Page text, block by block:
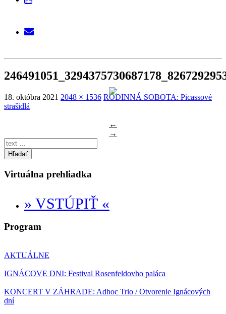
18. októbra 2021 2048 × 1536 RODINNÁ SOBOTA: Picassové
strašidlá
←
→
Hľadať
Virtuálna prehliadka
» VSTÚPIŤ «
Program
AKTUÁLNE
IGNÁCOVE DNI: Festival Rosenfeldovho paláca
KONCERT V ZÁHRADE: Adhoc Trio / Otvorenie Ignácových
dní